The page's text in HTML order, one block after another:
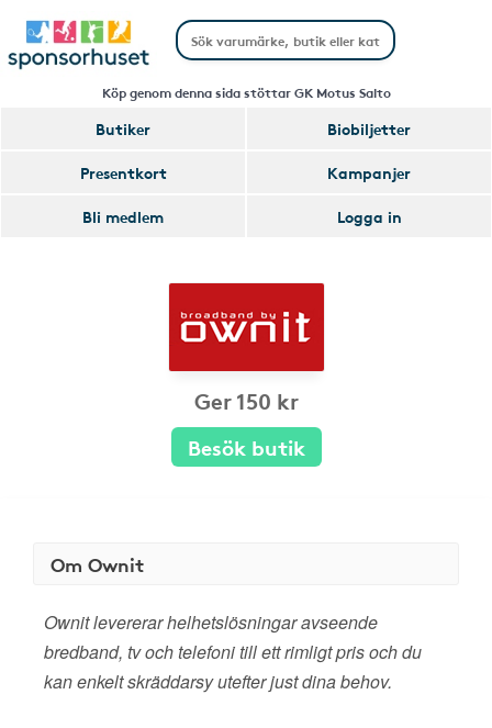
Köp genom denna sida stöttar GK Motus Salto
Butiker
Biobiljetter
Presentkort
Kampanjer
Bli medlem
Logga in
Ger 150 kr
Besök butik
Om Ownit
Ownit levererar helhetslösningar avseende
bredband, tv och telefoni till ett rimligt pris och du
kan enkelt skräddarsy utefter just dina behov.